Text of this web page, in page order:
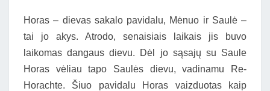
Horas – dievas sakalo pavidalu, Mėnuo ir Saulė –
tai jo akys. Atrodo, senaisiais laikais jis buvo
laikomas dangaus dievu. Dėl jo sąsajų su Saule
Horas vėliau tapo Saulės dievu, vadinamu Re-
Horachte. Šiuo pavidalu Horas vaizduotas kaip